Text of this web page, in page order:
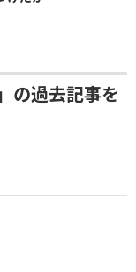
の過去記事を